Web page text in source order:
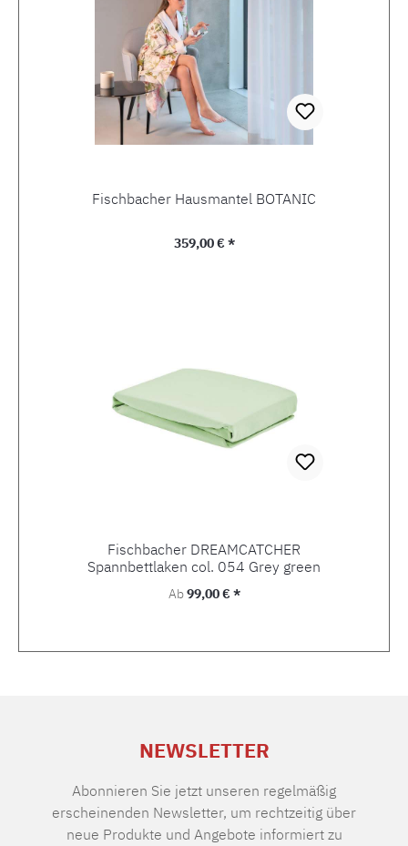
Fischbacher Hausmantel BOTANIC
Regulärer Preis:
359,00 € *
Fischbacher DREAMCATCHER
Spannbettlaken col. 054 Grey green
Regulärer Preis:
Ab99,00 € *
NEWSLETTER
Abonnieren Sie jetzt unseren regelmäßig
erscheinenden Newsletter, um rechtzeitig über
neue Produkte und Angebote informiert zu